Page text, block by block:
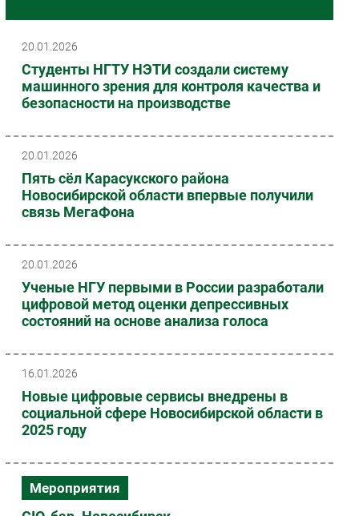
Импорто­замещение
Автоматизация Промышленности
Мобильная связь
Фиксированная связь
Рынок ПК
Маркетинг
Торговые сети
Оборудование
ПО
Outsourcing
Кадры
Регулирование
Web
Безопасность
Инновации
CIO/Управление ИТ
Здоровье
РАЗДЕЛЫ
20.01.2026
Студенты НГТУ НЭТИ создали систему
машинного зрения для контроля качества и
безопасности на производстве
20.01.2026
Пять сёл Карасукского района
Новосибирской области впервые получили
связь МегаФона
20.01.2026
Ученые НГУ первыми в России разработали
цифровой метод оценки депрессивных
состояний на основе анализа голоса
16.01.2026
Новые цифровые сервисы внедрены в
социальной сфере Новосибирской области в
2025 году
Мероприятия